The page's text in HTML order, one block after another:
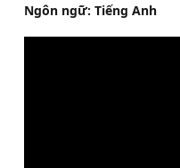
Ngôn ngữ: Tiếng Anh